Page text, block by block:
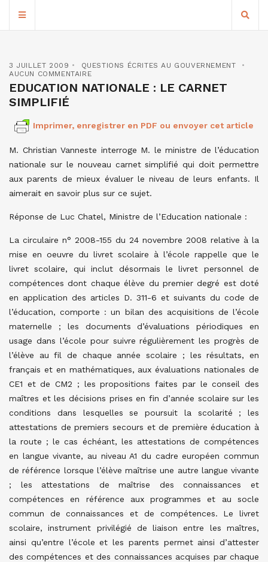
3 JUILLET 2009
QUESTIONS ÉCRITES AU GOUVERNEMENT
AUCUN COMMENTAIRE
EDUCATION NATIONALE : LE CARNET
SIMPLIFIÉ
Imprimer, enregistrer en PDF ou envoyer cet article
M. Christian Vanneste interroge M. le ministre de l’éducation
nationale sur le nouveau carnet simplifié qui doit permettre
aux parents de mieux évaluer le niveau de leurs enfants. Il
aimerait en savoir plus sur ce sujet.
Réponse de Luc Chatel, Ministre de l’Education nationale :
La circulaire n° 2008-155 du 24 novembre 2008 relative à la
mise en oeuvre du livret scolaire à l’école rappelle que le
livret scolaire, qui inclut désormais le livret personnel de
compétences dont chaque élève du premier degré est doté
en application des articles D. 311-6 et suivants du code de
l’éducation, comporte : un bilan des acquisitions de l’école
maternelle ; les documents d’évaluations périodiques en
usage dans l’école pour suivre régulièrement les progrès de
l’élève au fil de chaque année scolaire ; les résultats, en
français et en mathématiques, aux évaluations nationales de
CE1 et de CM2 ; les propositions faites par le conseil des
maîtres et les décisions prises en fin d’année scolaire sur les
conditions dans lesquelles se poursuit la scolarité ; les
attestations de premiers secours et de première éducation à
la route ; le cas échéant, les attestations de compétences
en langue vivante, au niveau A1 du cadre européen commun
de référence lorsque l’élève maîtrise une autre langue vivante
; les attestations de maîtrise des connaissances et
compétences en référence aux programmes et au socle
commun de connaissances et de compétences. Le livret
scolaire, instrument privilégié de liaison entre les maîtres,
ainsi qu’entre l’école et les parents permet ainsi d’attester
des compétences et des connaissances acquises par chaque